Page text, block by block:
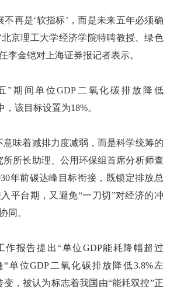
再是‘软指标’，而是未来五年必须确
北京理工大学经济学院特聘教授、绿色
李金铠对上海证券报记者表示。
间单位GDP二氧化碳排放降低
，该目标设置为18%。
味着减排力度减弱，而是科学统筹的
所所长助理、公用环保组首席分析师查
年前碳达峰目标衔接，既锁定排放总
平台期，又避免“一刀切”对经济的冲
同。
报告提出“单位GDP能耗降幅超过
“单位GDP二氧化碳排放降低3.8%左
，被认为标志着我国由“能耗双控”正